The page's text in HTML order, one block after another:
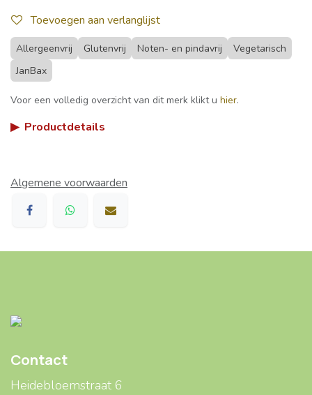
Toevoegen aan verlanglijst
Allergeenvrij Glutenvrij Noten- en pindavrij
Vegetarisch
JanBax
Voor een volledig overzicht van dit merk klikt u hier.
▶ Productdetails
Algemene voorwaarden
Contact
Heidebloemstraat 6